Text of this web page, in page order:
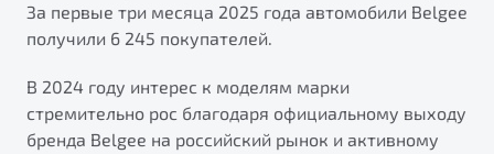
Обзор В наличии
За первые три месяца 2025 года автомобили Belgee
получили 6 245 покупателей.
В 2024 году интерес к моделям марки
стремительно рос благодаря официальному выходу
бренда Belgee на российский рынок и активному